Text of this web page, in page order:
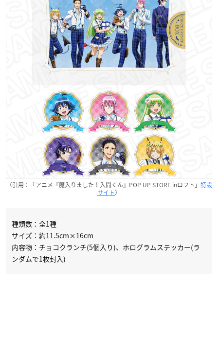
（引用：「アニメ『魔入りました！入間くん』POP UP STORE inロフト」 特設
サイト）
種類数：全1種
サイズ：約11.5cm×16cm
内容物：チョコクランチ(5個入り)、ホログラムステッカー(ラ
ンダムで1枚封入)